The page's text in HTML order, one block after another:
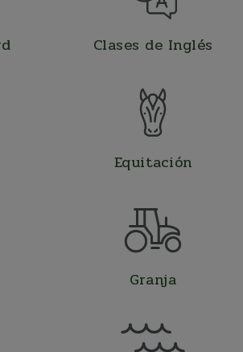
Clases de Inglés
Equitación
Granja